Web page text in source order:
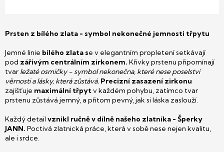
Prsten z bílého zlata - symbol nekonečné jemnosti třpytu
Jemné linie bílého zlata se v elegantním propletení setkávají
pod zářivým centrálním zirkonem. Křivky prstenu připomínají
tvar ležaté osmičky - symbol nekonečna, které nese poselství
věrnosti a lásky, která zůstává. Precizní zasazení zirkonu
zajišťuje maximální třpytv každém pohybu, zatímco tvar
prstenu zůstává jemný, a přitom pevný, jak si láska zaslouží.
Každý detail vznikl ručně v dílně našeho zlatníka - Šperky
JANN. Poctivá zlatnická práce, která v sobě nese nejen kvalitu,
ale i srdce.